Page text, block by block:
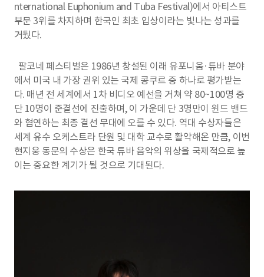
nternational Euphonium and Tuba Festival)에서 아티스트
부문 3위를 차지하며 한국인 최초 입상이라는 빛나는 성과를
거뒀다.
팔코네 페스티벌은 1986년 창설된 이래 유포니움·튜바 분야
에서 미국 내 가장 권위 있는 국제 콩쿠르 중 하나로 평가받는
다. 매년 전 세계에서 1차 비디오 예선을 거쳐 약 80~100명 중
단 10명이 준결선에 진출하며, 이 가운데 단 3명만이 윈드 밴드
와 협연하는 최종 결선 무대에 오를 수 있다. 역대 수상자들은
세계 유수 오케스트라 단원 및 대학 교수로 활약해온 만큼, 이번
현지웅 동문의 수상은 한국 튜바 음악의 위상을 국제적으로 높
이는 중요한 계기가 될 것으로 기대된다.